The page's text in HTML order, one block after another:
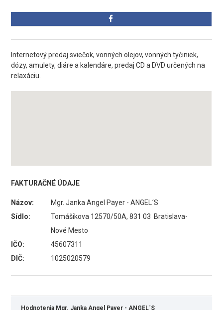
Internetový predaj sviečok, vonných olejov, vonných tyčiniek,
dózy, amulety, diáre a kalendáre, predaj CD a DVD určených na
relaxáciu.
FAKTURAČNÉ ÚDAJE
Názov:
Mgr. Janka Angel Payer - ANGEL´S
Sídlo:
Tomášikova 12570/50A, 831 03 Bratislava-
Nové Mesto
IČO:
45607311
DIČ:
1025020579
Hodnotenia Mgr. Janka Angel Payer - ANGEL´S